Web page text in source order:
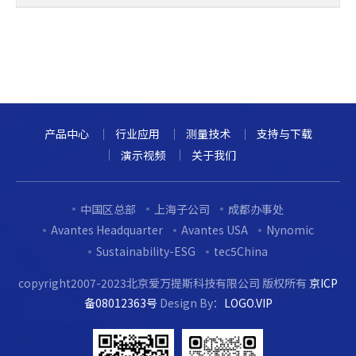
产品中心 行业应用 测量技术
支持与下载
演示视频
关于我们
中国区总部 上海子公司
成都办事处
Avantes Headquarter
Avantes USA
Nynomic
Sustainability-ESG
tec5China
copyright2007-2023北京爱万提斯科技有限公司 版权所有 京ICP
备08012363号 Design By： LOGO.VIP